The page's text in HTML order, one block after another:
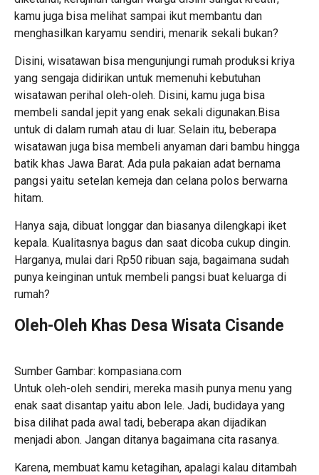
kamu juga bisa melihat sampai ikut membantu dan
menghasilkan karyamu sendiri, menarik sekali bukan?
Disini, wisatawan bisa mengunjungi rumah produksi kriya
yang sengaja didirikan untuk memenuhi kebutuhan
wisatawan perihal oleh-oleh. Disini, kamu juga bisa
membeli sandal jepit yang enak sekali digunakan.Bisa
untuk di dalam rumah atau di luar. Selain itu, beberapa
wisatawan juga bisa membeli anyaman dari bambu hingga
batik khas Jawa Barat. Ada pula pakaian adat bernama
pangsi yaitu setelan kemeja dan celana polos berwarna
hitam.
Hanya saja, dibuat longgar dan biasanya dilengkapi iket
kepala. Kualitasnya bagus dan saat dicoba cukup dingin.
Harganya, mulai dari Rp50 ribuan saja, bagaimana sudah
punya keinginan untuk membeli pangsi buat keluarga di
rumah?
Oleh-Oleh Khas Desa Wisata Cisande
Sumber Gambar: kompasiana.com
Untuk oleh-oleh sendiri, mereka masih punya menu yang
enak saat disantap yaitu abon lele. Jadi, budidaya yang
bisa dilihat pada awal tadi, beberapa akan dijadikan
menjadi abon. Jangan ditanya bagaimana cita rasanya.
Karena, membuat kamu ketagihan, apalagi kalau ditambah